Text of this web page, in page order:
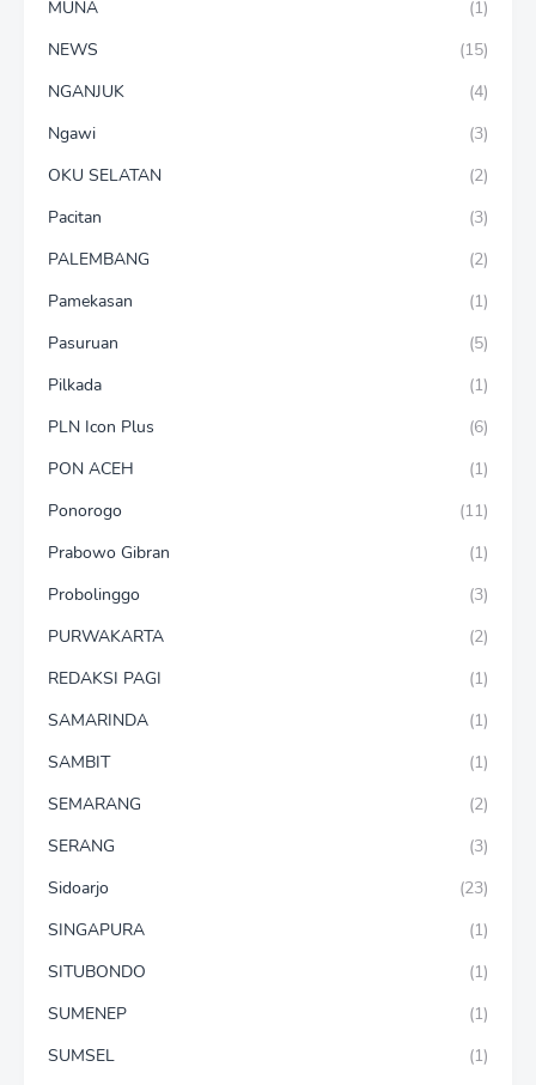
MUNA
(1)
NEWS
(15)
NGANJUK
(4)
Ngawi
(3)
OKU SELATAN
(2)
Pacitan
(3)
PALEMBANG
(2)
Pamekasan
(1)
Pasuruan
(5)
Pilkada
(1)
PLN Icon Plus
(6)
PON ACEH
(1)
Ponorogo
(11)
Prabowo Gibran
(1)
Probolinggo
(3)
PURWAKARTA
(2)
REDAKSI PAGI
(1)
SAMARINDA
(1)
SAMBIT
(1)
SEMARANG
(2)
SERANG
(3)
Sidoarjo
(23)
SINGAPURA
(1)
SITUBONDO
(1)
SUMENEP
(1)
SUMSEL
(1)